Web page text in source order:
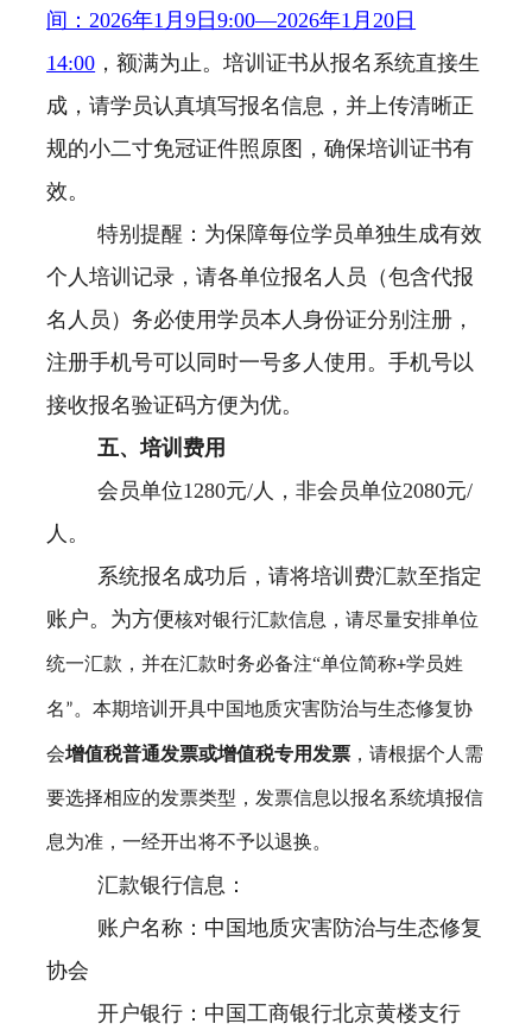
间：2026年1月9日9:00—2026年1月20日
14:00 ，额满为止。培训证书从报名系统直接生
成，请学员认真填写报名信息，并上传清晰正
规的小二寸免冠证件照原图，确保培训证书有
效。
特别提醒：为保障每位学员单独生成有效
个人培训记录，请各单位报名人员（包含代报
名人员）务必使用学员本人身份证分别注册，
注册手机号可以同时一号多人使用。手机号以
接收报名验证码方便为优。
五、培训费用
会员单位1280元/人，非会员单位2080元/
人。
系统报名成功后，请将培训费汇款至指定
账户。为方便核对银行汇款信息，请尽量安排单位
统一汇款，并在汇款时务必备注“单位简称+学员姓
名”。本期培训开具中国地质灾害防治与生态修复协
会增值税普通发票或增值税专用发票 ，请根据个人需
要选择相应的发票类型， 发票信息以报名系统填报信
息为准 ，一经开出将不予以退换。
汇款银行信息：
账户名称：中国地质灾害防治与生态修复
协会
开户银行：中国工商银行北京黄楼支行